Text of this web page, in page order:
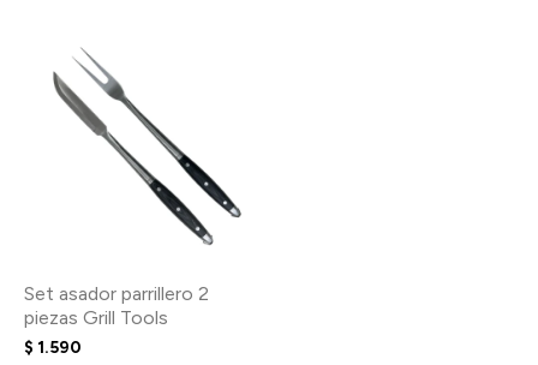
Set asador parrillero 2
piezas Grill Tools
$ 1.590